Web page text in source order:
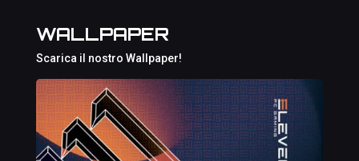
WALLPAPER
Scarica il nostro Wallpaper!